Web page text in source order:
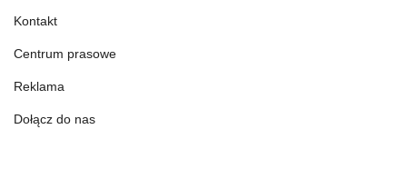
Kontakt
Centrum prasowe
Reklama
Dołącz do nas